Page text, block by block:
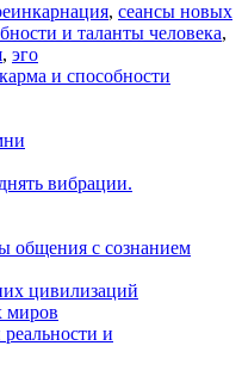
, сеансы новых
и таланты человека,
, эго
и способности
вибрации.
общения с сознанием
цивилизаций
миров
и